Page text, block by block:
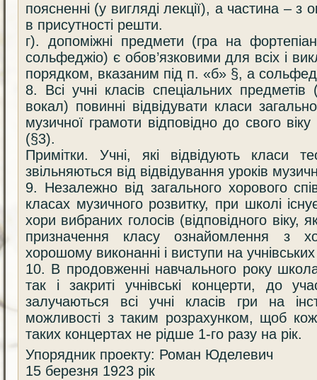
поясненні (у вигляді лекції), а частина – з
в присутності решти.
г). допоміжні предмети (гра на
сольфеджіо) є обов’язковими для всіх і
порядком, вказаним під п. «б» §, а
8. Всі учні класів спеціальних
вокал) повинні відвідувати класи
музичної грамоти відповідно до свого
(§3).
Примітки. Учні, які відвідують класи
звільняються від відвідування уроків
9. Незалежно від загального хорового
класах музичного розвитку, при школі
хори вибраних голосів (відповідного віку,
призначення класу ознайомлення з
хорошому виконанні і виступи на
10. В продовженні навчального року
так і закриті учнівські концерти, до
залучаються всі учні класів гри на
можливості з таким розрахунком, щоб
таких концертах не рідше 1-го разу на рік.
Упорядник проекту: Роман Юделевич
15 березня 1923 рік